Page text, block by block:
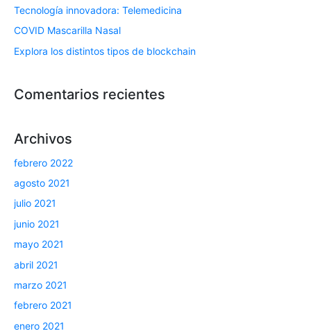
Tecnología innovadora: Telemedicina
COVID Mascarilla Nasal
Explora los distintos tipos de blockchain
Comentarios recientes
Archivos
febrero 2022
agosto 2021
julio 2021
junio 2021
mayo 2021
abril 2021
marzo 2021
febrero 2021
enero 2021